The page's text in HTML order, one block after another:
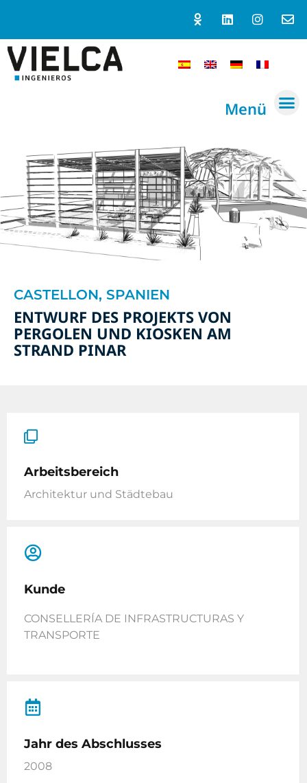
Menü
CASTELLON, SPANIEN
ENTWURF DES PROJEKTS VON
PERGOLEN UND KIOSKEN AM
STRAND PINAR
Arbeitsbereich
Architektur und Städtebau
Kunde
CONSELLERÍA DE INFRASTRUCTURAS Y
TRANSPORTE
Jahr des Abschlusses
2008